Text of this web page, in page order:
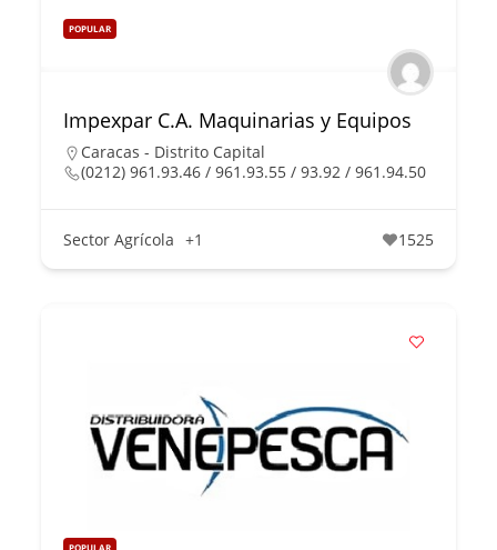
POPULAR
Impexpar C.A. Maquinarias y Equipos
Caracas - Distrito Capital
(0212) 961.93.46 / 961.93.55 / 93.92 / 961.94.50
Sector Agrícola +1 1525
POPULAR